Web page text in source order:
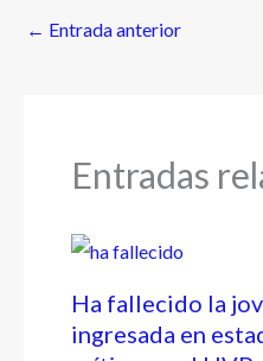
← Entrada anterior
Entradas
Ha fallecido la
ingresada en